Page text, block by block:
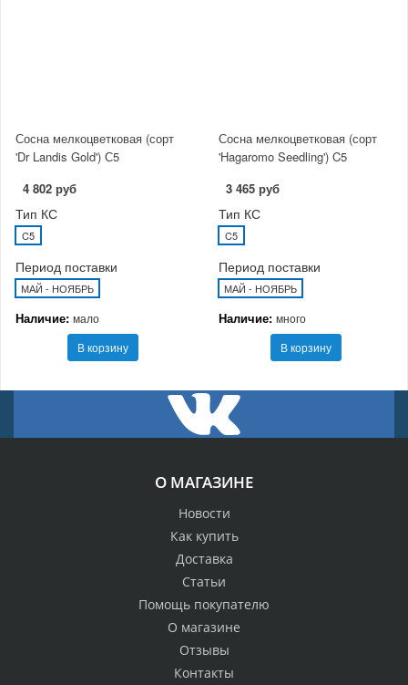
Сосна мелкоцветковая (сорт
'Dr Landis Gold') С5
4 802 руб
Тип КС
C5
Период поставки
МАЙ - НОЯБРЬ
Наличие: мало
В корзину
Сосна мелкоцветковая (сорт
'Hagaromo Seedling') C5
3 465 руб
Тип КС
C5
Период поставки
МАЙ - НОЯБРЬ
Наличие: много
В корзину
О МАГАЗИНЕ
Новости
Как купить
Доставка
Статьи
Помощь покупателю
О магазине
Отзывы
Контакты